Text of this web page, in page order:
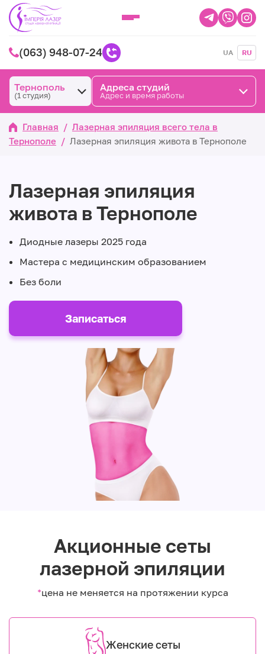
(063) 948-07-24 UA RU
Тернополь
(1 студия)
Адреса студий
Адрес и время работы
Главная / Лазерная эпиляция всего тела в
Тернополе
/ Лазерная эпиляция живота в Тернополе
Лазерная эпиляция
живота в Тернополе
Диодные лазеры 2025 года
Мастера с медицинским образованием
Без боли
Записаться
Акционные сеты
лазерной эпиляции
*цена не меняется на протяжении курса
Женские сеты